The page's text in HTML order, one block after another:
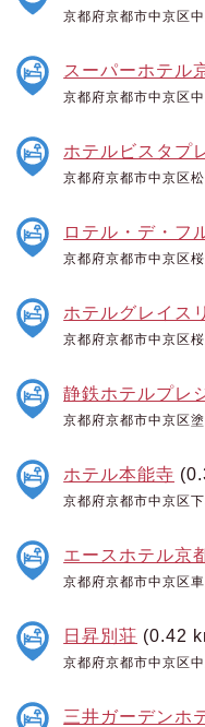
京都府京都市中京区
スーパーホテル
京都府京都市中京区
ホテルビスタプ
京都府京都市中京区
ロテル・デ・フ
京都府京都市中京区
ホテルグレイス
京都府京都市中京区
静鉄ホテルプレ
京都府京都市中京区
ホテル本能寺
京都府京都市中京区
エースホテル京
京都府京都市中京区
日昇別荘 (0.42
京都府京都市中京区
三井ガーデンホ